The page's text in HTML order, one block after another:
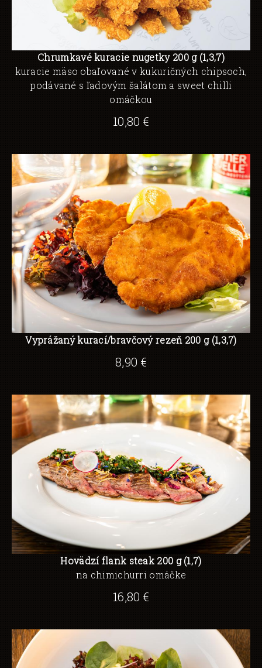
Chrumkavé kuracie nugetky 200 g (1,3,7)
kuracie mäso obaľované v kukuričných chipsoch,
podávané s ľadovým šalátom a sweet chilli
omáčkou
10,80 €
Vyprážaný kurací/bravčový rezeň 200 g (1,3,7)
8,90 €
Hovädzí flank steak 200 g (1,7)
na chimichurri omáčke
16,80 €